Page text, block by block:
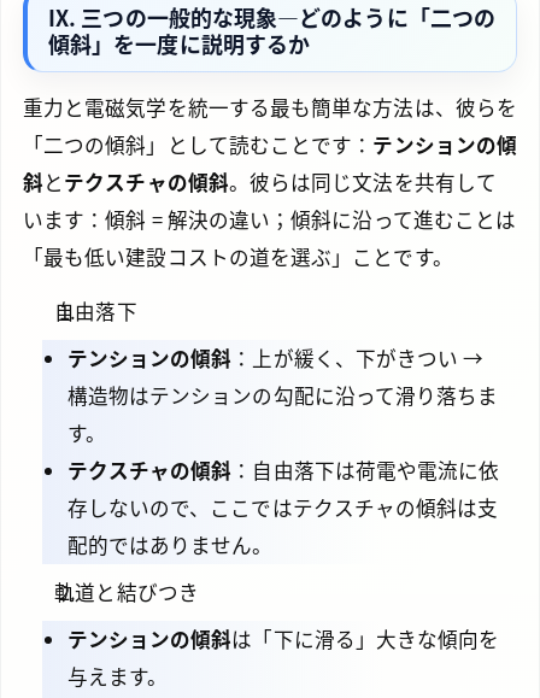
IX. 三つの一般的な現象—どのように「二つの
傾斜」を一度に説明するか
重力と電磁気学を統一する最も簡単な方法は、彼らを
「二つの傾斜」として読むことです： テンションの傾
斜とテクスチャの傾斜。彼らは同じ文法を共有して
います：傾斜 = 解決の違い；傾斜に沿って進むことは
「最も低い建設コストの道を選ぶ」ことです。
自由落下
テンションの傾斜 ：上が緩く、下がきつい →
構造物はテンションの勾配に沿って滑り落ちま
す。
テクスチャの傾斜 ：自由落下は荷電や電流に依
存しないので、ここではテクスチャの傾斜は支
配的ではありません。
軌道と結びつき
テンションの傾斜は「下に滑る」大きな傾向を
与えます。